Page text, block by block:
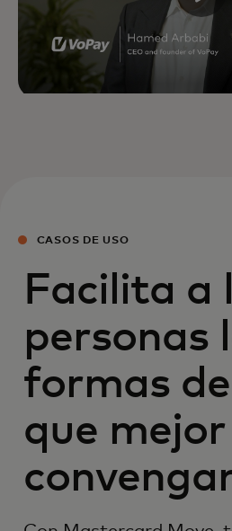
CASOS DE USO
Facilita a
personas
formas
que mejor